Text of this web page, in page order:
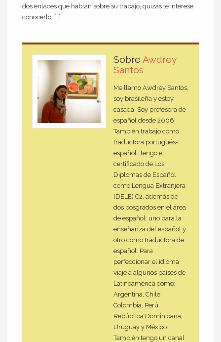
dos enlaces que hablan sobre su trabajo, quizás te interese
conocerlo: […]
Sobre Awdrey
Santos
Me llamo Awdrey Santos,
soy brasileña y estoy
casada. Soy profesora de
español desde 2006.
También trabajo como
traductora portugués-
español. Tengo el
certificado de Los
Diplomas de Español
como Lengua Extranjera
(DELE) C2, además de
dos posgrados en el área
de español: uno para la
enseñanza del español y
otro como traductora de
español. Para
perfeccionar el idioma
viajé a algunos países de
Latinoamérica como:
Argentina, Chile,
Colombia, Perú,
República Dominicana,
Uruguay y México.
También tengo un canal